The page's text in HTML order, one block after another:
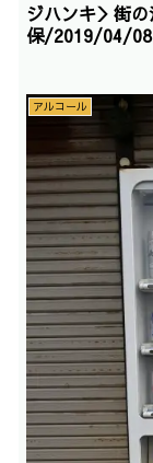
ジハンキ＞街
保/2019/04/08
アルコール